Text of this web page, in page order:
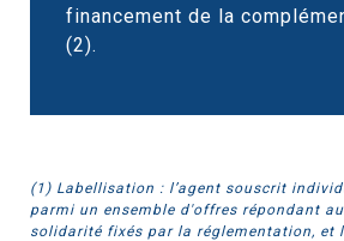
financement de la
(2).
(1) Labellisation : l’agent souscrit
parmi un ensemble d'offres répondant
solidarité fixés par la réglementation, et